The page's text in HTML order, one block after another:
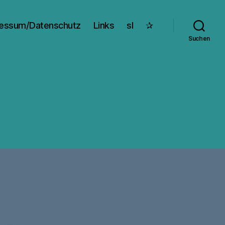
Datenschutz Links sl ✰
Suchen